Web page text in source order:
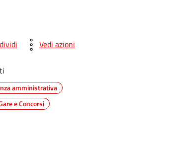
Vedi azioni
amministrativa
e Concorsi